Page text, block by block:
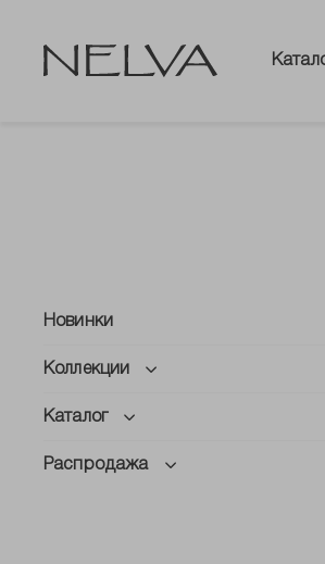
Новинки
Коллекции
Каталог
Распродажа